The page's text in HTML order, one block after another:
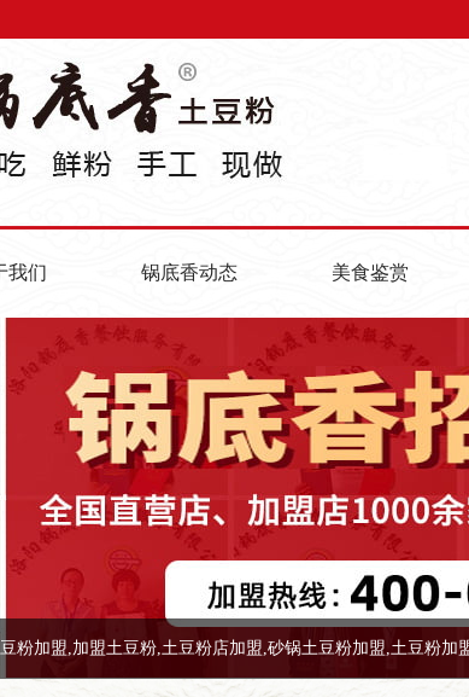
我们 锅底香动态 美食鉴赏
粉加盟,加盟土豆粉,土豆粉店加盟,砂锅土豆粉加盟,土豆粉加